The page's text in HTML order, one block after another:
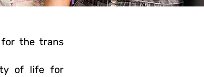
for the trans
of life for